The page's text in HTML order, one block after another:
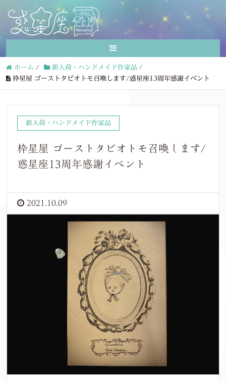
ホーム / 新入荷・ハンドメイド作家品 /
枠星屋 ゴーストタビオトモ召喚します/惑星座13周年感謝イベント
新入荷・ハンドメイド作家品
枠星屋 ゴーストタビオトモ召喚します/
惑星座13周年感謝イベント
2021.10.09